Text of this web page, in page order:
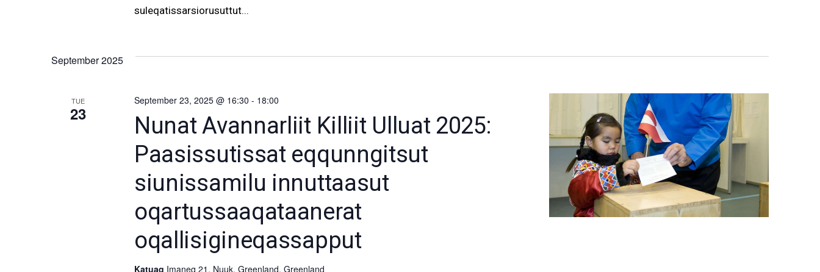
suleqatissarsiorusuttut...
September 2025
TUE
23
Nunat Avannarliit Killiit Ulluat 2025:
Paasissutissat eqqunngitsut
siunissamilu innuttaasut
oqartussaaqataanerat
oqallisigineqassapput
September 23, 2025 @ 16:30 - 18:00
Katuaq Imaneq 21, Nuuk, Greenland, Greenland